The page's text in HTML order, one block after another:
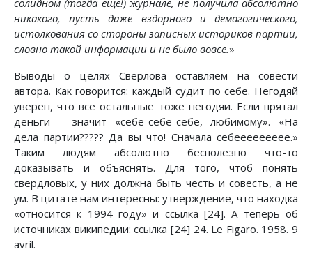
солидном (тогда еще!) журнале, не получила абсолютно
никакого, пусть даже вздорного и демагогического,
истолкования со стороны записных историков партии,
словно такой информации и не было вовсе.»
Выводы о целях Сверлова оставляем на совести
автора. Как говорится: каждый судит по себе. Негодяй
уверен, что все остальные тоже негодяи. Если прятал
деньги – значит «себе-себе-себе, любимому». «На
дела партии????? Да вы что! Сначала себеееееееее.»
Таким людям абсолютно бесполезно что-то
доказывать и объяснять. Для того, чтоб понять
свердловых, у них должна быть честь и совесть, а не
ум. В цитате нам интересны: утверждение, что находка
«относится к 1994 году» и ссылка [24]. А теперь об
источниках википедии: ссылка [24] 24. Le Figaro. 1958. 9
avril.